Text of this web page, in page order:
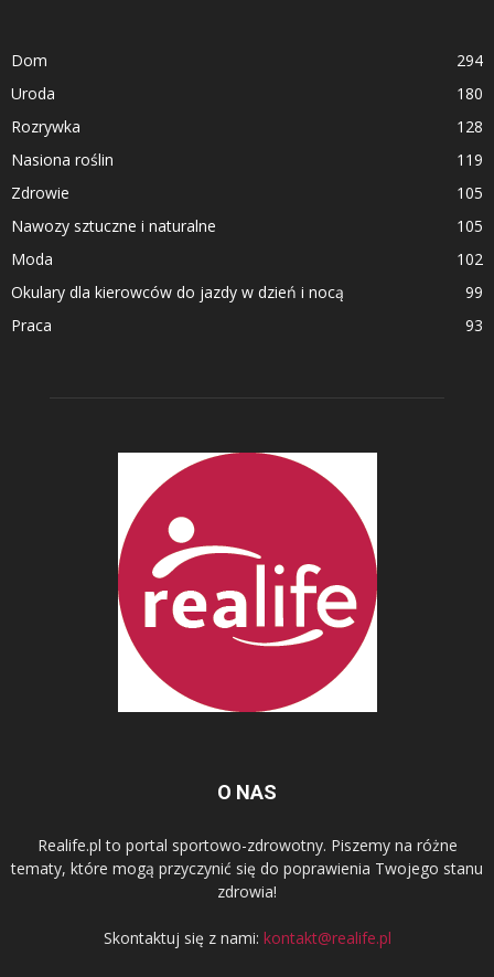
Dom
294
Uroda
180
Rozrywka
128
Nasiona roślin
119
Zdrowie
105
Nawozy sztuczne i naturalne
105
Moda
102
Okulary dla kierowców do jazdy w dzień i nocą
99
Praca
93
O NAS
Realife.pl to portal sportowo-zdrowotny. Piszemy na różne
tematy, które mogą przyczynić się do poprawienia Twojego stanu
zdrowia!
Skontaktuj się z nami: kontakt@realife.pl